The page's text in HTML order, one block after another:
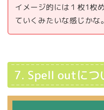
イメージ的には１枚1枚
ていくみたいな感じかな。
7. Spell outにつ